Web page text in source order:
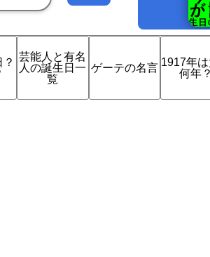
芸能人と有名
人の誕生日一
覧
ゲーテの名言 1917年
何年？